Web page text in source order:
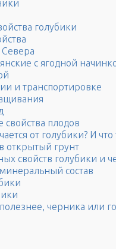
голубики
с ягодной
и транспортировке
свойства плодов
от голубики? И что
открытый грунт
свойств голубики и
состав
черника или